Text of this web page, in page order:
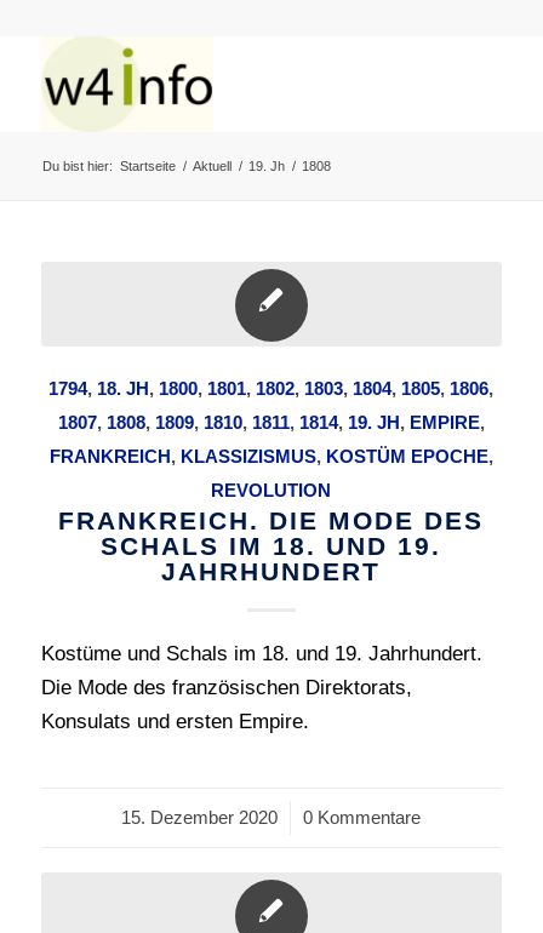
Du bist hier: Startseite / Aktuell / 19. Jh / 1808
1794, 18. JH, 1800, 1801, 1802, 1803, 1804, 1805, 1806,
1807, 1808, 1809, 1810, 1811, 1814, 19. JH, EMPIRE,
FRANKREICH, KLASSIZISMUS, KOSTÜM EPOCHE,
REVOLUTION
FRANKREICH. DIE MODE DES
SCHALS IM 18. UND 19.
JAHRHUNDERT
Kostüme und Schals im 18. und 19. Jahrhundert.
Die Mode des französischen Direktorats,
Konsulats und ersten Empire.
15. Dezember 2020
/ 0 Kommentare